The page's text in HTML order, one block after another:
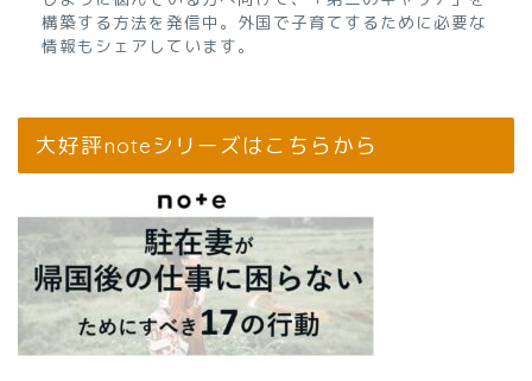
構築する方法を発信中。外国で子育てするために必要な
情報もシェアしています。
大好評noteシリーズはこちらから